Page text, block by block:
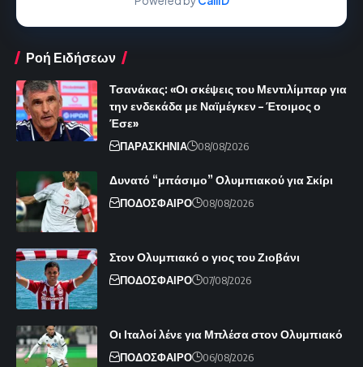
Ροή Ειδήσεων
Τσανάκας: «Οι σκέψεις του Μεντιλίμπαρ για
την ενδεκάδα με Ναϊμέγκεν – Έτοιμος ο
Έσε»
ΠΑΡΑΣΚΗΝΙΑ 08/08/2026
Δυνατό “μπάσιμο” Ολυμπιακού για Σκίρι
ΠΟΔΟΣΦΑΙΡΟ 08/08/2026
Στον Ολυμπιακό ο γιος του Ζιοβάνι
ΠΟΔΟΣΦΑΙΡΟ 07/08/2026
Οι Ιταλοί λένε για Μπλέσα στον Ολυμπιακό
ΠΟΔΟΣΦΑΙΡΟ 06/08/2026